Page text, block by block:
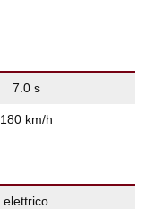
7.0 s
180 km/h
elettrico